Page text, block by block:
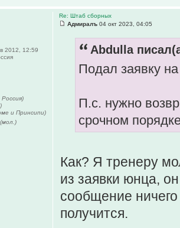
Re: Штаб сборных
Адмиралъ 04 окт 2023, 04:05
Abdulla
Подал заявку
П.с. нужно
срочном
Как? Я тренеру
из заявки юнца,
сообщение
получится.
2012, 12:59
и Принсипи)